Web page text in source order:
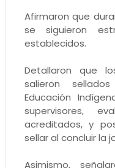
Afirmaron que
se siguieron
establecidos.
Detallaron que
salieron
Educación
supervisores,
acreditados, y
sellar al concluir la
Asimismo,